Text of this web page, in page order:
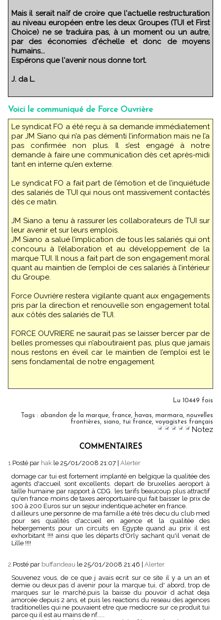
Mais il serait naïf de croire que l'actuelle restructuration
au niveau européen entre les deux Groupes (TUI et First
Choice) ne se traduira pas, à un moment ou un autre,
par des économies d'échelle et donc de moyens
humains...
Espérons que l'avenir nous donne tort.
J. da L.
Voici le communiqué de Force Ouvrière
Le syndicat FO a été reçu à sa demande immédiatement
par JM Siano qui n’a pas démenti l’information mais ne l’a
pas confirmée non plus. Il s’est engagé à notre
demande à faire une communication dès cet après-midi
tant en interne qu’en externe.
Le syndicat FO a fait part de l’émotion et de l’inquiétude
des salariés de TUI qui nous ont massivement contactés
dès ce matin.
JM Siano a tenu à rassurer les collaborateurs de TUI sur
leur avenir et sur leurs emplois.
JM Siano a salué l’implication de tous les salariés qui ont
concouru à l’élaboration et au développement de la
marque TUI. Il nous a fait part de son engagement moral
quant au maintien de l’emploi de ces salariés à l’intérieur
du Groupe.
Force Ouvrière restera vigilante quant aux engagements
pris par la direction et renouvelle son engagement total
aux côtés des salariés de TUI.
FORCE OUVRIERE ne saurait pas se laisser bercer par de
belles promesses qui n’aboutiraient pas, plus que jamais
nous restons en éveil car le maintien de l’emploi est le
sens fondamental de notre engagement.
Lu 10449 fois
Tags : abandon de la marque, france, havas, marmara, nouvelles
frontières, siano, tui france, voyagistes français
Notez
COMMENTAIRES
1.Posté par hak le 25/01/2008 21:07 Alerter
domage car tui est fortement implanté en belgique la qualitée des
agents d'accueil sont excellents. depart de bruxelles aeroport à
taille humaine par rapport à CDG. les tarifs beaucoup plus attractif
qu'en france moins de taxes aeroportuaire qui fait baisser le prix de
100 à 200 Euros sur un sejour indentique acheter en france.
d ailleurs une personne de ma famille a été très decu du club med
pour ses qualités d'accueil en agence et la qualitée des
hebergements pour un circuits en Egypte quand au prix il est
exhorbitant !!!! ainsi que les départs d'Orly sachant qu'il venait de
Lille !!!!
2.Posté par buffandeau le 25/01/2008 21:46
Alerter
Souvenez vous, de ce que j avais ecrit sur ce site il y a un an et
demie ou deux:pas d avenir pour la marque tui, d' abord, trop de
marques sur le marché,puis la baisse du pouvoir d achat deja
amorcée depuis 2 ans, et puis les reactions du reseau des agences
traditionelles qui ne pouvaient etre que mediocre sur ce produit tui
parce qu il est au mains de nf.....